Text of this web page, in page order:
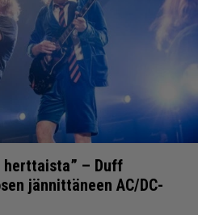
herttaista” – Duff
jännittäneen AC/DC-